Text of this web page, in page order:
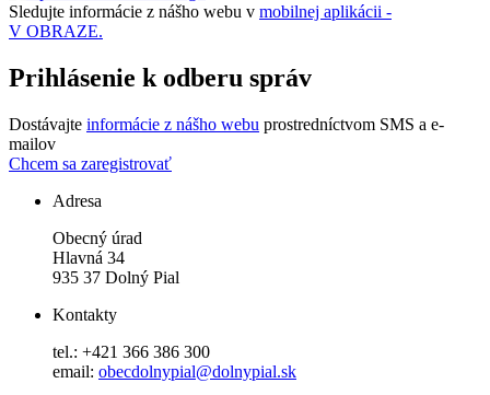
Sledujte informácie z nášho webu v mobilnej aplikácii -
V OBRAZE.
Prihlásenie k odberu správ
Dostávajte informácie z nášho webu prostredníctvom SMS a e-
mailov
Chcem sa zaregistrovať
Adresa
Obecný úrad
Hlavná 34
935 37 Dolný Pial
Kontakty
tel.: +421 366 386 300
email: obecdolnypial@dolnypial.sk